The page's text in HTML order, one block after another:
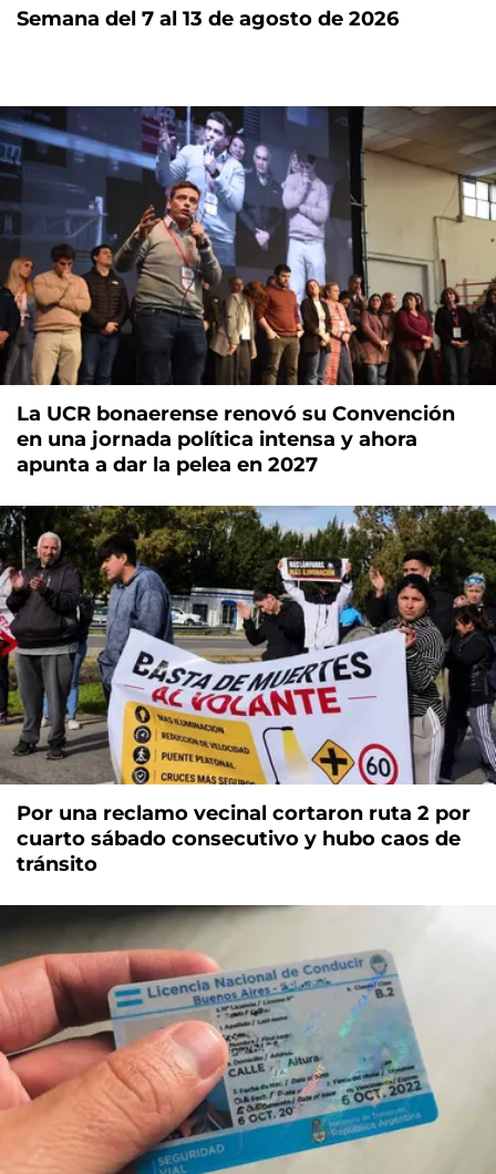
Semana del 7 al 13 de agosto de 2026
La UCR bonaerense renovó su Convención
en una jornada política intensa y ahora
apunta a dar la pelea en 2027
Por una reclamo vecinal cortaron ruta 2 por
cuarto sábado consecutivo y hubo caos de
tránsito